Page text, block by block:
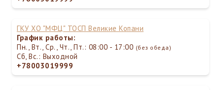
ГКУ ХО "МФЦ" ТОСП Великие Копани
График работы:
Пн., Вт., Ср., Чт., Пт.: 08:00 - 17:00 (без обеда)
Сб, Вс.: Выходной
+78003019999